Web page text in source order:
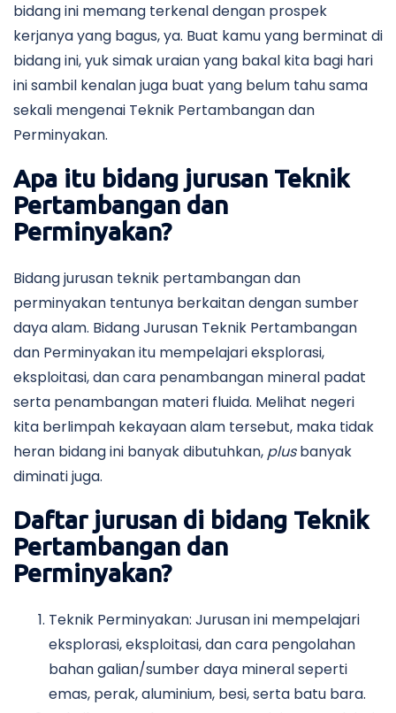
bidang ini memang terkenal dengan prospek
kerjanya yang bagus, ya. Buat kamu yang berminat di
bidang ini, yuk simak uraian yang bakal kita bagi hari
ini sambil kenalan juga buat yang belum tahu sama
sekali mengenai Teknik Pertambangan dan
Perminyakan.
Apa itu bidang jurusan Teknik
Pertambangan dan
Perminyakan?
Bidang jurusan teknik pertambangan dan
perminyakan tentunya berkaitan dengan sumber
daya alam. Bidang Jurusan Teknik Pertambangan
dan Perminyakanitu mempelajari eksplorasi,
eksploitasi, dan cara penambangan mineral padat
serta penambangan materi fluida. Melihat negeri
kita berlimpah kekayaan alam tersebut, maka tidak
heran bidang ini banyak dibutuhkan, plusbanyak
diminati juga.
Daftar jurusan di bidang Teknik
Pertambangan dan
Perminyakan?
Teknik Perminyakan: Jurusan ini mempelajari
eksplorasi, eksploitasi, dan cara pengolahan
bahan galian/sumber daya mineral seperti
emas, perak, aluminium, besi, serta batu bara.